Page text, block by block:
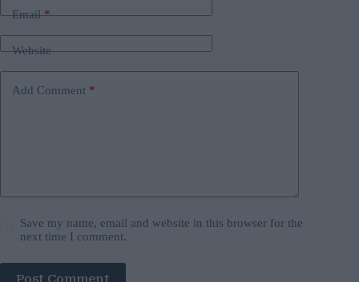
Email*
Website
Add Comment *
Save my name, email and website in this browser for the
next time I comment.
Post Comment